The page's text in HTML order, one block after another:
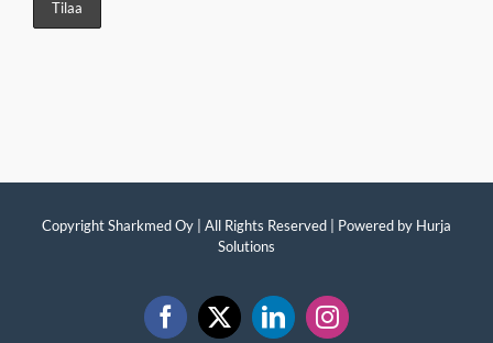
Copyright Sharkmed Oy | All Rights Reserved | Powered by Hurja
Solutions
Facebook
X LinkedInInstagram